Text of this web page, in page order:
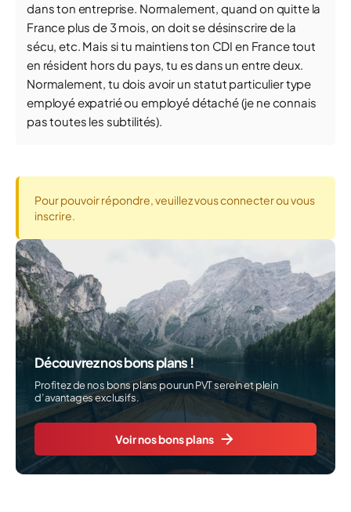
dans ton entreprise. Normalement, quand on quitte la
France plus de 3 mois, on doit se désinscrire de la
sécu, etc. Mais si tu maintiens ton CDI en France tout
en résident hors du pays, tu es dans un entre deux.
Normalement, tu dois avoir un statut particulier type
employé expatrié ou employé détaché (je ne connais
pas toutes les subtilités).
Pour pouvoir répondre, veuillez vous connecter ou vous
inscrire.
Découvrez nos bons plans !
Profitez de nos bons plans pour un PVT serein et plein
d’avantages exclusifs.
Voir nos bons plans